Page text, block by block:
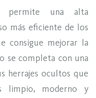
permite una alta
más eficiente de los
consigue mejorar la
se completa con una
herrajes ocultos que
limpio, moderno y